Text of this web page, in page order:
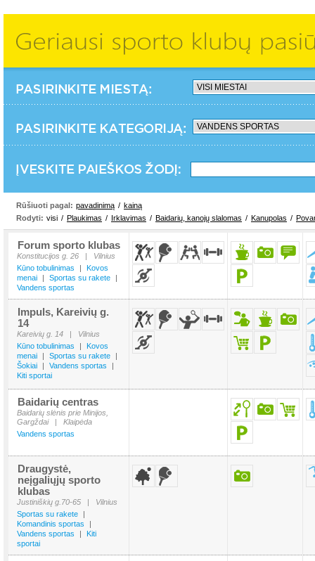
Rūšiuoti pagal: pavadinimą / kainą
Rodyti: visi / Plaukimas / Irklavimas / Baidarių, kanojų slalomas / Kanupolas /
Forum sporto klubas
Konstitucijos g. 26 |
Vilnius
Kūno tobulinimas
|
Kovos
menai
| Sportas su rakete
|
Vandens sportas
Impuls, Kareivių g.
14
Kareivių g. 14 |
Vilnius
Kūno tobulinimas
|
Kovos
menai
| Sportas su rakete
|
Šokiai
| Vandens sportas
|
Kiti sportai
Baidarių centras
Baidarių slėnis prie Minijos,
Gargždai
|
Klaipėda
Vandens sportas
Draugystė,
neįgaliųjų sporto
klubas
Justiniškių g.70-65 |
Vilnius
Sportas su rakete
|
Komandinis sportas
|
Vandens sportas
|
Kiti
sportai